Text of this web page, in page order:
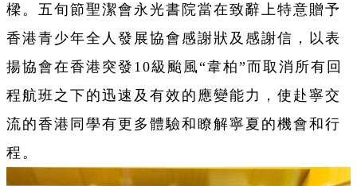
樑。五旬節聖潔會永光書院當在致辭上特意贈予
香港青少年全人發展協會感謝狀及感謝信，以表
揚協會在香港突發10級颱風“韋柏”而取消所有回
程航班之下的迅速及有效的應變能力，使赴寧交
流的香港同學有更多體驗和瞭解寧夏的機會和行
程。